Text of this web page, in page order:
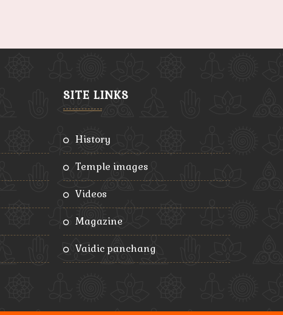
SITE LINKS
history
temple images
videos
magazine
vaidic panchang